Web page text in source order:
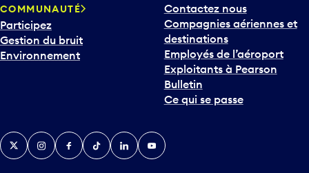
COMMUNAUTÉ
Participez
Gestion du bruit
Environnement
Contactez nous
Compagnies aériennes et
destinations
Employés de l’aéroport
Exploitants à Pearson
Bulletin
Ce qui se passe
TwitterInstagramFacebook
TikTokLinkedInYouTube